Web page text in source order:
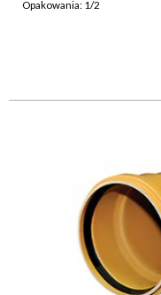
Opakowania: 1/2